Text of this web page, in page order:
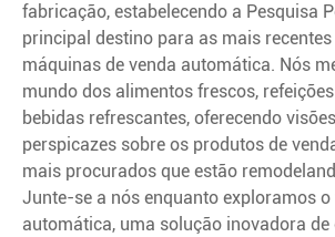
fabricação, estabelecendo a Pesquisa
principal destino para as mais
máquinas de venda automática. Nós
mundo dos alimentos frescos,
bebidas refrescantes, oferecendo
perspicazes sobre os produtos de
mais procurados que estão
Junte-se a nós enquanto exploramos
automática, uma solução inovadora de